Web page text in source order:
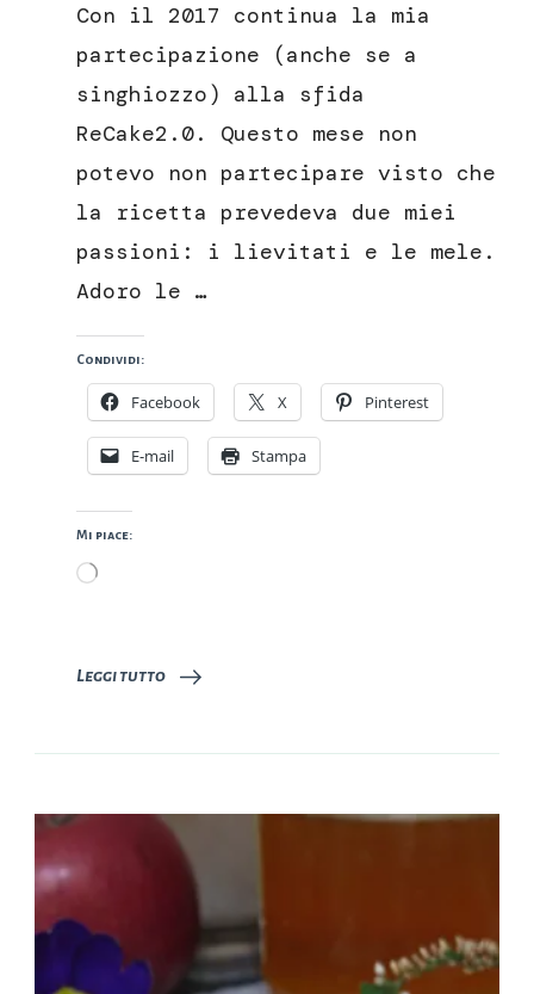
alle
Mele
Con il 2017 continua la mia
partecipazione (anche se a
singhiozzo) alla sfida
ReCake2.0. Questo mese non
potevo non partecipare visto che
la ricetta prevedeva due miei
passioni: i lievitati e le mele.
Adoro le …
Condividi:
Facebook X Pinterest
E-mail Stampa
Mi piace:
Caricamento
Leggi tutto